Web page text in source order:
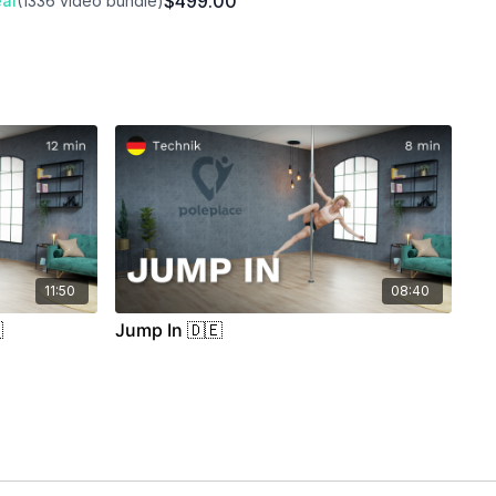
11:50 08:40
Jump In 🇩🇪